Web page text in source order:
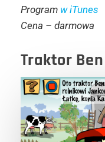
Program w iTunes
Cena – darmowa
Traktor Ben